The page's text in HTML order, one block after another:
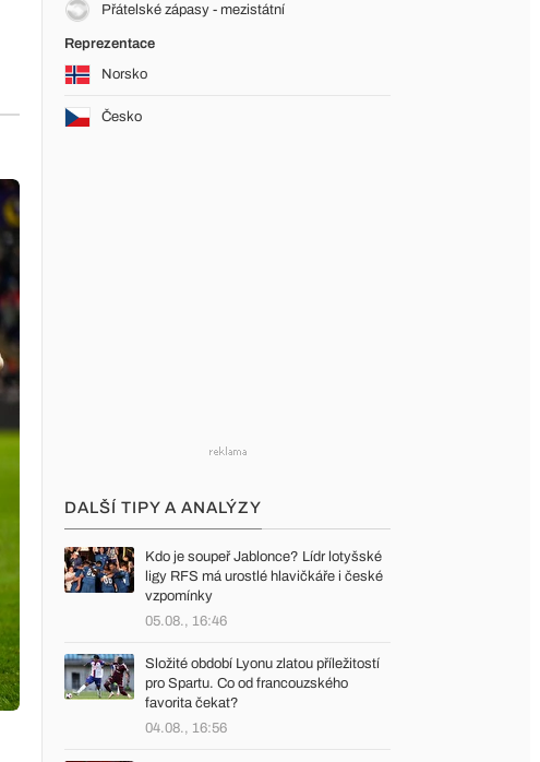
Přátelské zápasy - mezistátní
Reprezentace
Norsko
Česko
DALŠÍ TIPY A ANALÝZY
Kdo je soupeř Jablonce? Lídr lotyšské
ligy RFS má urostlé hlavičkáře i české
vzpomínky
05.08., 16:46
Složité období Lyonu zlatou příležitostí
pro Spartu. Co od francouzského
favorita čekat?
04.08., 16:56